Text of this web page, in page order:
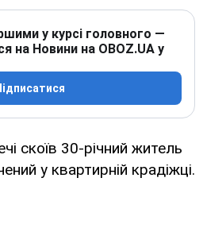
у курсі головного —
на Новини на OBOZ.UA у
скоїв 30-річний житель
у квартирній крадіжці.